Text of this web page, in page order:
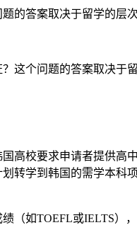
的答案取决于留学的层
这个问题的答案取决于
高校要求申请者提供高
转学到韩国的需学本科
（如TOEFL或IELTS）